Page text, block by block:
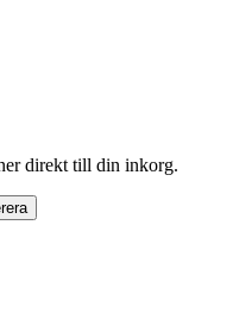
direkt till din inkorg.